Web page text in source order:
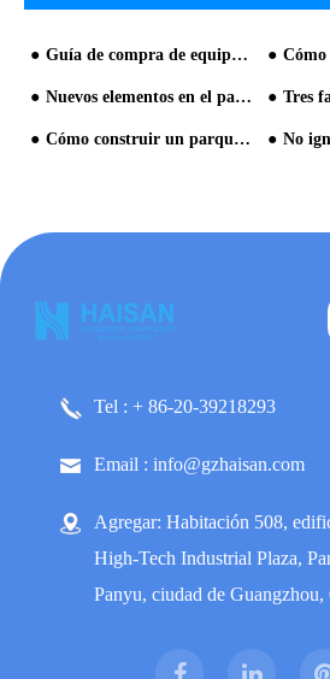
Guía de compra de equipo de parque acuático Cómo evitar el
Nuevos elementos en el parque acuático Tres factores
Cómo construir un parque acuático No ignore
Tel : + 86-20-39218293
Email : info@gzhaisan.com
Agregar: Habitación 508,
High-Tech Industrial Plaza,
Panyu, ciudad de Guangzhou,